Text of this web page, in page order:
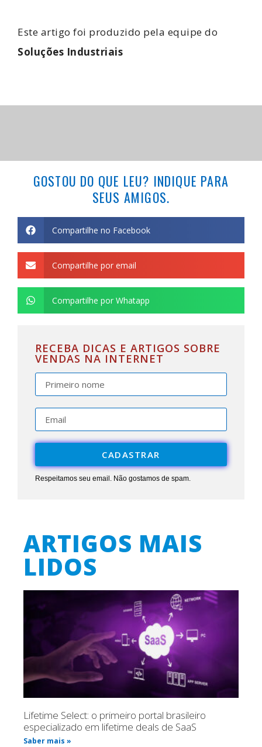
Este artigo foi produzido pela equipe do
Soluções Industriais
GOSTOU DO QUE LEU? INDIQUE PARA
SEUS AMIGOS.
Compartilhe no Facebook
Compartilhe por email
Compartilhe por Whatapp
RECEBA DICAS E ARTIGOS SOBRE
VENDAS NA INTERNET
CADASTRAR
Respeitamos seu email. Não gostamos de spam.
ARTIGOS MAIS
LIDOS
Lifetime Select: o primeiro portal brasileiro
especializado em lifetime deals de SaaS
Saber mais »